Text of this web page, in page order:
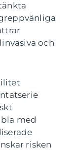
och
med
risken